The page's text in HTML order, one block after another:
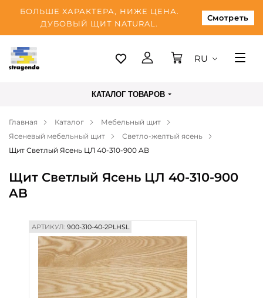
БОЛЬШЕ ХАРАКТЕРА, НИЖЕ ЦЕНА.
ДУБОВЫЙ ЩИТ NATURAL.
Смотреть
Таллинн
Оплата
О нас
Блог
Контакты
RU
КАТАЛОГ ТОВАРОВ
Главная Каталог
Мебельный щит
Ясеневый мебельный щит
Светло-желтый ясень
Щит Светлый Ясень ЦЛ 40-310-900 AB
Щит Светлый Ясень ЦЛ 40-310-900
AB
АРТИКУЛ:900-310-40-2PLHSL